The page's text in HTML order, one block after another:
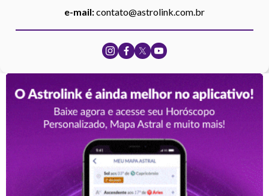
e-mail:contato@astrolink.com.br